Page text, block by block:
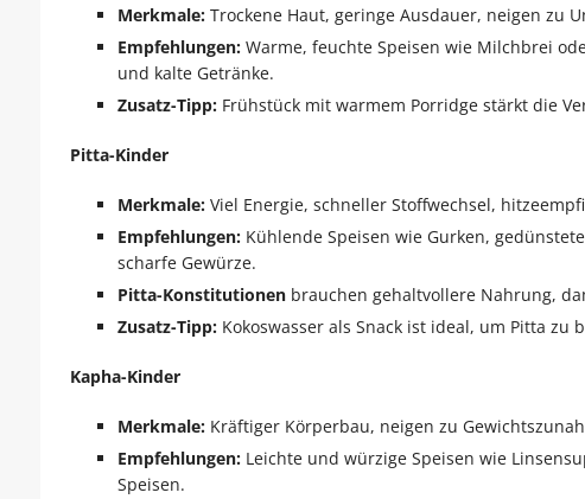
Merkmale:Trockene Haut, geringe Ausdauer, neigen zu
Empfehlungen:Warme, feuchte Speisen wie Milchbrei
und kalte Getränke.
Zusatz-Tipp:Frühstück mit warmem Porridge stärkt die
Pitta-Kinder
Merkmale:Viel Energie, schneller Stoffwechsel,
Empfehlungen:Kühlende Speisen wie Gurken,
scharfe Gewürze.
Pitta-Konstitutionenbrauchen gehaltvollere Nahrung,
Zusatz-Tipp:Kokoswasser als Snack ist ideal, um Pitta zu
Kapha-Kinder
Merkmale:Kräftiger Körperbau, neigen zu
Empfehlungen:Leichte und würzige Speisen wie
Speisen.